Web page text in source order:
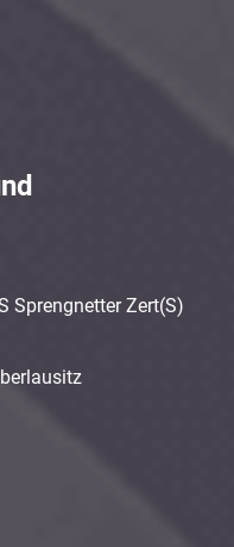
Sprengnetter Zert(S)